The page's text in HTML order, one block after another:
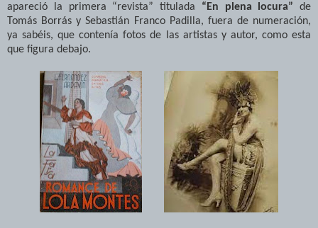
apareció la primera “revista” titulada “En plena locura” de
Tomás Borrás y Sebastián Franco Padilla, fuera de numeración,
ya sabéis, que contenía fotos de las artistas y autor, como esta
que figura debajo.